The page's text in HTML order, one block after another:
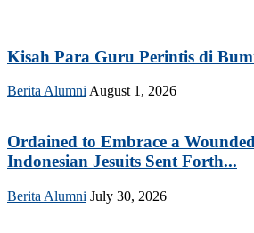
Kisah Para Guru Perintis di
Berita Alumni August 1, 2026
Ordained to Embrace a
Indonesian Jesuits Sent Forth...
Berita Alumni July 30, 2026